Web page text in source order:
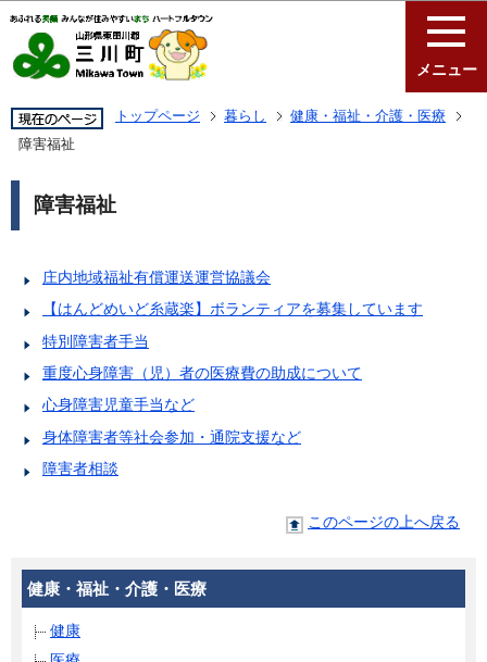
メニュー
トップページ 暮らし
健康・福祉・介護・医療
障害福祉
障害福祉
庄内地域福祉有償運送運営協議会
【はんどめいど糸蔵楽】ボランティアを募集しています
特別障害者手当
重度心身障害（児）者の医療費の助成について
心身障害児童手当など
身体障害者等社会参加・通院支援など
障害者相談
このページの上へ戻る
健康・福祉・介護・医療
健康